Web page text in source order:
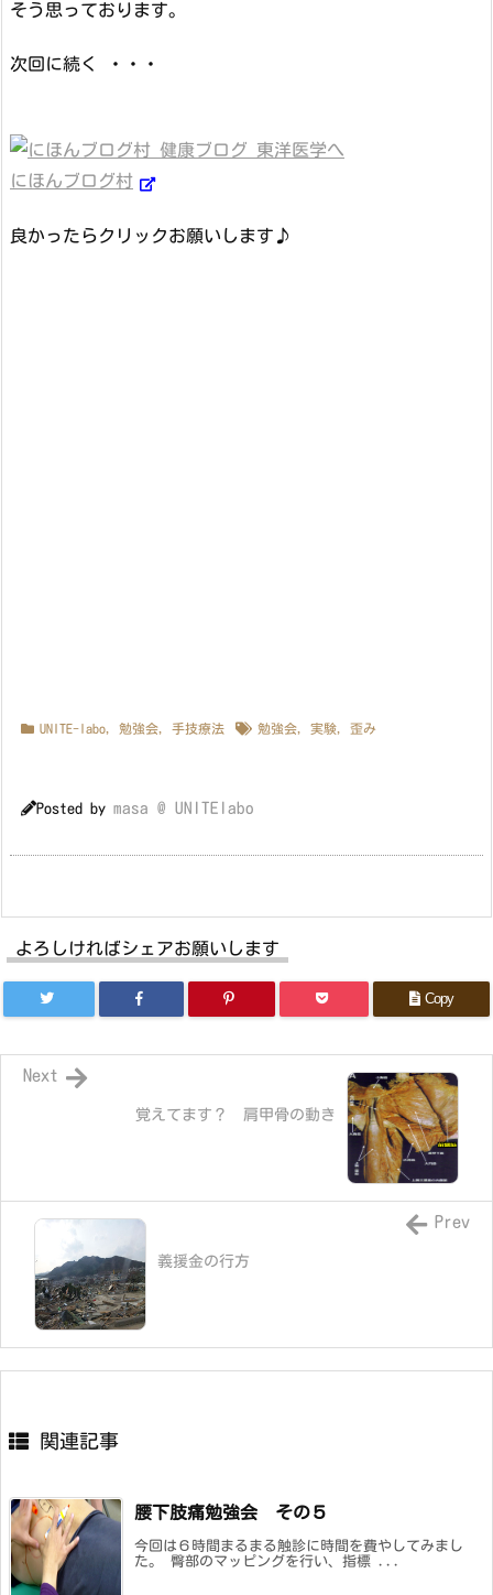
そう思っております。
次回に続く ・・・
にほんブログ村
良かったらクリックお願いします♪
UNITE-labo 勉強会 手技療法 勉強会 実験 歪み
Posted by masa @ UNITElabo
よろしければシェアお願いします
Copy
覚えてます？ 肩甲骨の動き
Next
義援金の行方
Prev
関連記事
腰下肢痛勉強会 その５
今回は６時間まるまる触診に時間を費やしてみまし
た。 臀部のマッピングを行い、指標 ...